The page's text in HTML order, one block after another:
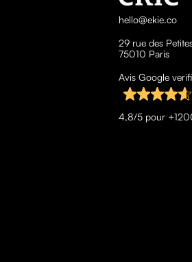
hello@ekie.co
29 rue des
75010 Paris
Avis Google
4,8/5 pour